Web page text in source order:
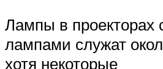
Лампы в проекторах
лампами служат
хотя некоторые